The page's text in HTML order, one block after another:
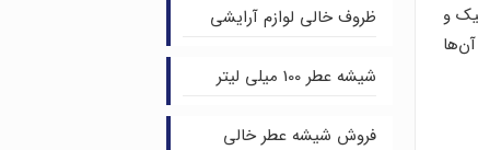
و
ظروف خالی لوازم آرایشی
شیشه عطر 100 میلی لیتر
فروش شیشه عطر خالی